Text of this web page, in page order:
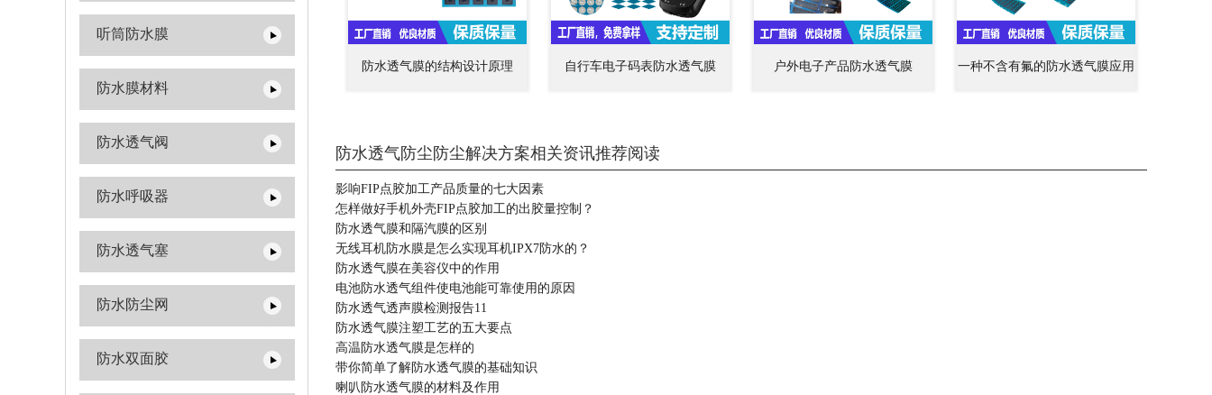
听筒防水膜
防水膜材料
防水透气阀
防水呼吸器
防水透气塞
防水防尘网
防水双面胶
防水透气膜的结构设计原理 自行车电子码表防水透气膜 户外电子产品防水透气膜 一种不含有氟的防水透气膜应用
防水透气防尘防尘解决方案相关资讯推荐阅读
影响FIP点胶加工产品质量的七大因素
怎样做好手机外壳FIP点胶加工的出胶量控制？
防水透气膜和隔汽膜的区别
无线耳机防水膜是怎么实现耳机IPX7防水的？
防水透气膜在美容仪中的作用
电池防水透气组件使电池能可靠使用的原因
防水透气透声膜检测报告11
防水透气膜注塑工艺的五大要点
高温防水透气膜是怎样的
带你简单了解防水透气膜的基础知识
喇叭防水透气膜的材料及作用